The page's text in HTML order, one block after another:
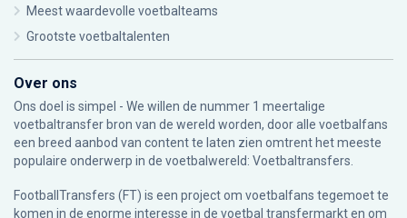
Meest waardevolle voetbalteams
Grootste voetbaltalenten
Over ons
Ons doel is simpel - We willen de nummer 1 meertalige
voetbaltransfer bron van de wereld worden, door alle voetbalfans
een breed aanbod van content te laten zien omtrent het meeste
populaire onderwerp in de voetbalwereld: Voetbaltransfers.
FootballTransfers (FT) is een project om voetbalfans tegemoet te
komen in de enorme interesse in de voetbal transfermarkt en om